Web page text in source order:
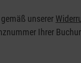
unserer
Ihrer